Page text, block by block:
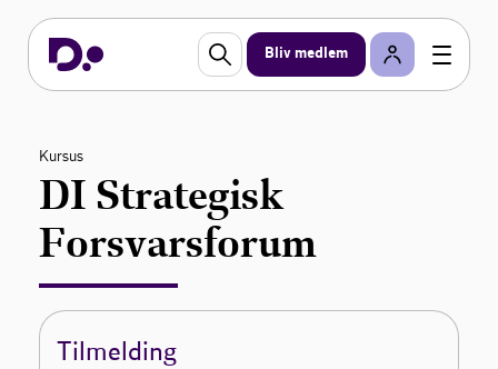
Bliv medlem
Kursus
DI Strategisk
Forsvarsforum
Tilmelding